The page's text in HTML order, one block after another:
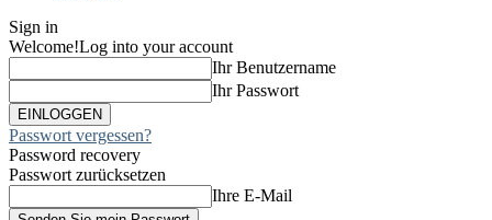
Sign in
Welcome!Log into your account
Ihr Benutzername
Ihr Passwort
Passwort vergessen?
Password recovery
Passwort zurücksetzen
Ihre E-Mail